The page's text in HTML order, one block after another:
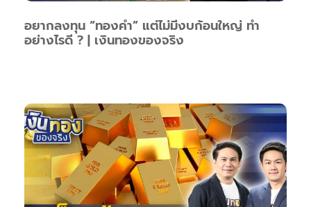
อยากลงทุน “ทองคำ” แต่ไม่มีงบก้อนใหญ่ ทำ
อย่างไรดี ? | เงินทองของจริง